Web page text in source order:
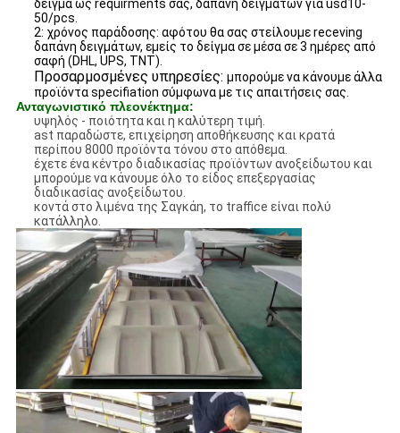
δείγμα ως requirments σας, δαπάνη δειγμάτων για usd10-
50/pcs.
2: χρόνος παράδοσης: αφότου θα σας στείλουμε receving
δαπάνη δειγμάτων, εμείς το δείγμα σε μέσα σε 3 ημέρες από
σαφή (DHL, UPS, TNT).
Προσαρμοσμένες υπηρεσίες: μπορούμε να κάνουμε άλλα
προϊόντα specifiation σύμφωνα με τις απαιτήσεις σας.
Ανταγωνιστικό πλεονέκτημα:
υψηλός - ποιότητα και η καλύτερη τιμή.
ast παραδώστε, επιχείρηση αποθήκευσης και κρατά
περίπου 8000 προϊόντα τόνου στο απόθεμα.
έχετε ένα κέντρο διαδικασίας προϊόντων ανοξείδωτου και
μπορούμε να κάνουμε όλο το είδος επεξεργασίας
διαδικασίας ανοξείδωτου.
κοντά στο λιμένα της Σαγκάη, το traffice είναι πολύ
κατάλληλο.